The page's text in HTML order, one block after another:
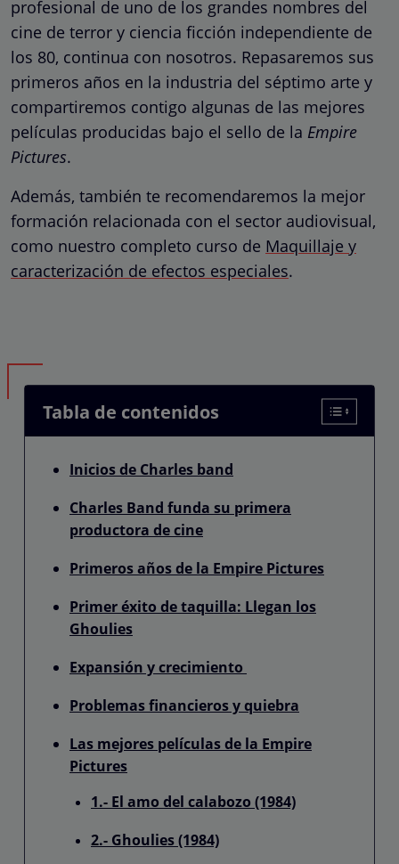
profesional de uno de los grandes nombres del
cine de terror y ciencia ficción independiente de
los 80, continua con nosotros. Repasaremos sus
primeros años en la industria del séptimo arte y
compartiremos contigo algunas de las mejores
películas producidas bajo el sello de la Empire
Pictures.
Además, también te recomendaremos la mejor
formación relacionada con el sector audiovisual,
como nuestro completo curso de Maquillaje y
caracterización de efectos especiales.
Tabla de contenidos
Inicios de Charles band
Charles Band funda su primera
productora de cine
Primeros años de la Empire Pictures
Primer éxito de taquilla: Llegan los
Ghoulies
Expansión y crecimiento
Problemas financieros y quiebra
Las mejores películas de la Empire
Pictures
1.- El amo del calabozo (1984)
2.- Ghoulies (1984)